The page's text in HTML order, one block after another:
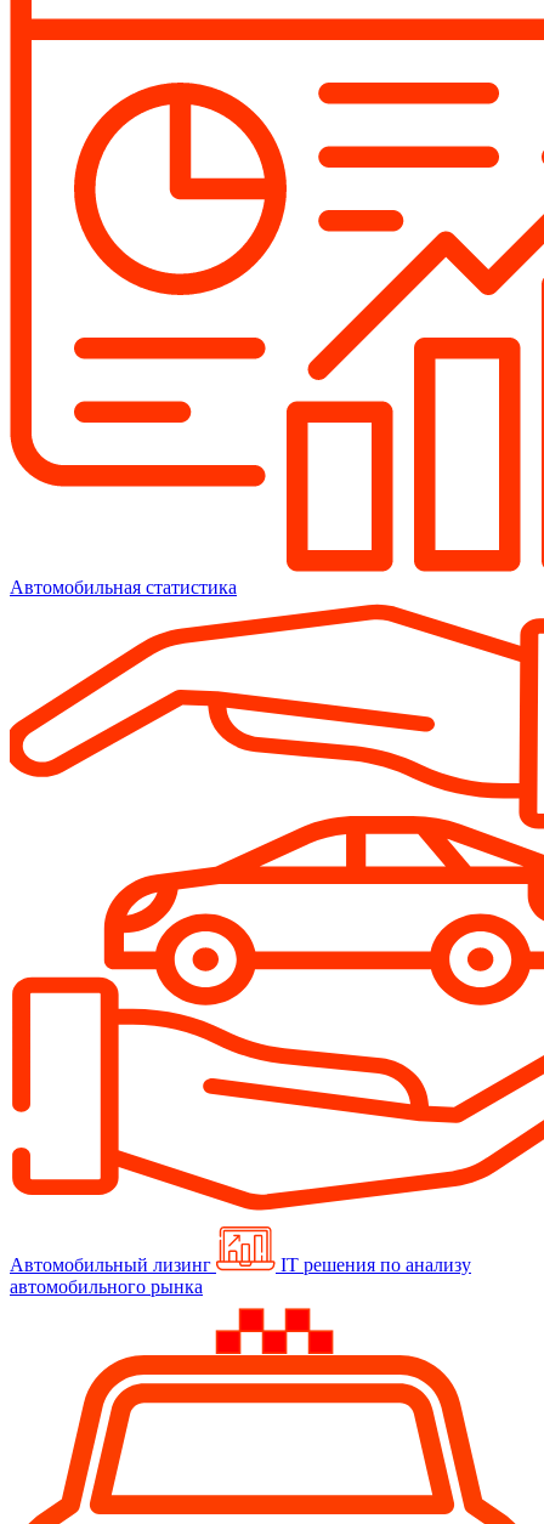
Автомобильная статистика
Автомобильный лизинг
IT решения по анализу
автомобильного рынка